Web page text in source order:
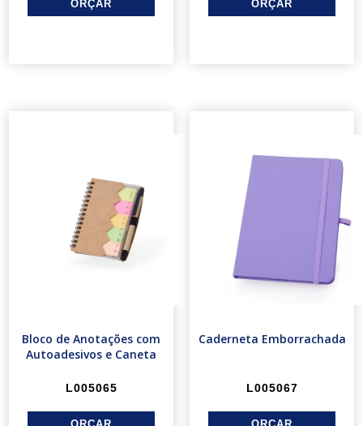
Bloco de Anotações com
Autoadesivos e Caneta
L005065
Caderneta Emborrachada
L005067